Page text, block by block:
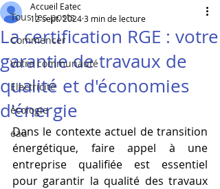
Tous les posts
Commencer
Votre communauté
Electricité
écologie
eau
La certification RGE : votre
garantie de travaux de
qualité et d'économies
d'énergie
Accueil Eatec
12 sept. 20243 min de lecture
Dans le contexte actuel de transition
énergétique, faire appel à une
entreprise qualifiée est essentiel
pour garantir la qualité des travaux